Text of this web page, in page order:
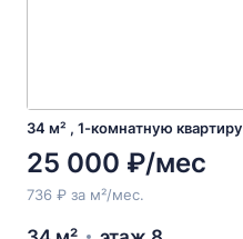
34 м² , 1-комнатную квартиру
25 000 ₽/мес
736 ₽ за м²/мес.